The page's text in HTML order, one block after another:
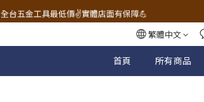
🔧電動工具&五金唯一首選 宇慶五金網拍🔧
全台五金工具最低價✌️實體店面有保障💪
配有專業維修部門🔧品質保修一年📌
🔧電動工具&五金唯一首選 宇慶五金網拍🔧
繁體中文
首頁 所有商品